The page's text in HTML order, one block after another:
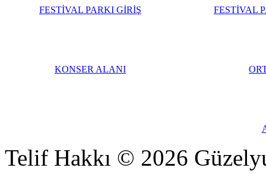
FESTİVAL PARKI GİRİŞ FESTİVAL
KONSER ALANI
Telif Hakkı © 2026